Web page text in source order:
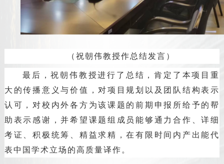
（祝朝伟教授作总结发言）
最后，祝朝伟教授进行了总结，肯定了本项目重
大的传播意义与价值，对项目规划以及团队结构表示
认可，对校内外各方为该课题的前期申报所给予的帮
助表示感谢，并希望课题组成员能够通力合作、详细
考证、积极统筹、精益求精，在有限时间内产出能代
表中国学术立场的高质量译作。